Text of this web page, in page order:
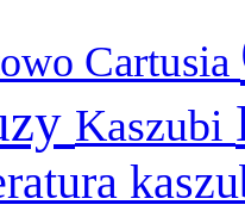
Cartusia
Kaszubi